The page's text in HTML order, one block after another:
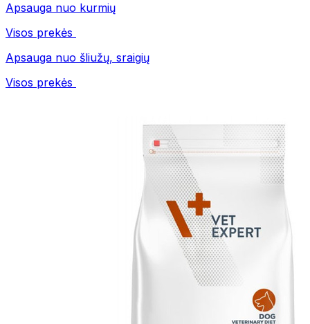
Apsauga nuo kurmių
Visos prekės
Apsauga nuo šliužų, sraigių
Visos prekės